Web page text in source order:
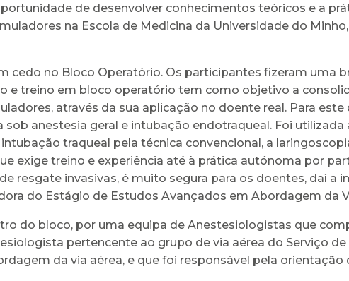
de desenvolver conhecimentos teóricos e a
na Escola de Medicina da Universidade do
cedo no Bloco Operatório. Os participantes fizeram uma
e treino em bloco operatório tem como objetivo a
através da sua aplicação no doente real. Para
anestesia geral e intubação endotraqueal. Foi
traqueal pela técnica convencional, a
exige treino e experiência até à prática autónoma por
resgate invasivas, é muito segura para os doentes, daí
do Estágio de Estudos Avançados em Abordagem da
do bloco, por uma equipa de Anestesiologistas que
pertencente ao grupo de via aérea do Serviço
da via aérea, e que foi responsável pela